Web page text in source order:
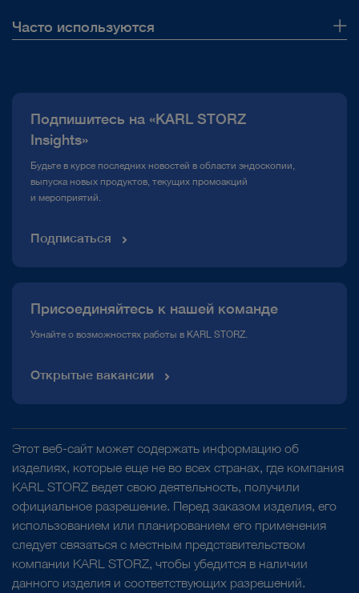
Часто используются
Горячая линия по вопросам комплаенс
Медиатека
Подпишитесь на «KARL STORZ
Insights»
Будьте в курсе последних новостей в области эндоскопии,
выпуска новых продуктов, текущих промоакций
и мероприятий.
Подписаться
Присоединяйтесь к нашей команде
Узнайте о возможностях работы в KARL STORZ.
Открытые вакансии
Этот веб-сайт может содержать информацию об
изделиях, которые еще не во всех странах, где компания
KARL STORZ ведет свою деятельность, получили
официальное разрешение. Перед заказом изделия, его
использованием или планированием его применения
следует связаться с местным представительством
компании KARL STORZ, чтобы убедится в наличии
данного изделия и соответствующих разрешений.